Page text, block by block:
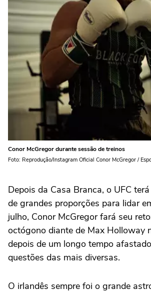
Conor McGregor durante sessão de treinos
Foto: Reprodução/Instagram Oficial Conor McGregor /
Depois da Casa Branca, o UFC
de grandes proporções para lidar
julho, Conor McGregor fará seu
octógono diante de Max Holloway
depois de um longo tempo
questões das mais diversas.
O irlandês sempre foi o grande